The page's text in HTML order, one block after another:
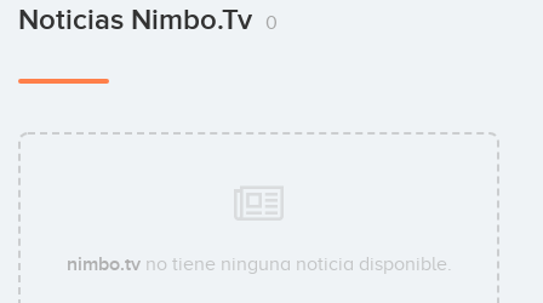
Noticias Nimbo.tv 0
nimbo.tvno tiene ninguna noticia disponible.